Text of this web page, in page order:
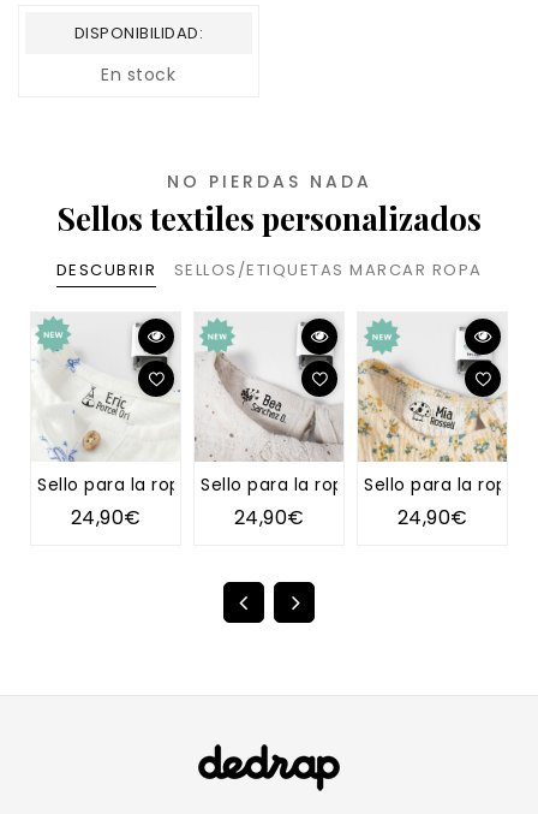
DISPONIBILIDAD:
En stock
NO PIERDAS NADA
Sellos textiles personalizados
DESCUBRIR SELLOS/ETIQUETAS MARCAR ROPA
Sello para la ropa TIPI
24,90€
Sello para la ropa DIENTE DE LEÓN
24,90€
Sello para la ropa
24,90€